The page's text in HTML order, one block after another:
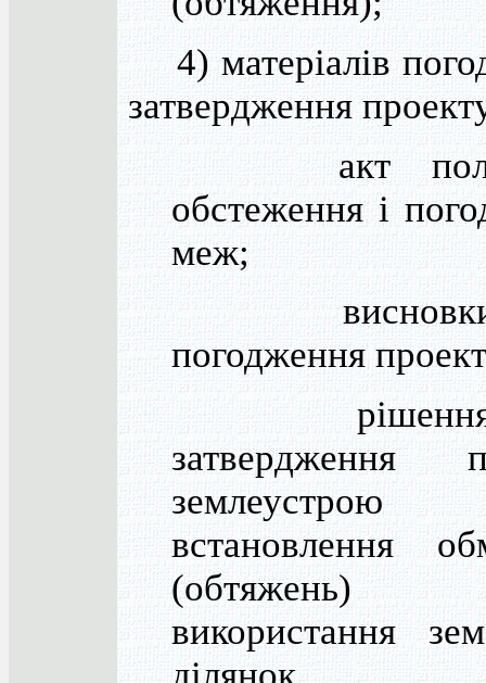
4) матеріалів
затвердження
акт
обстеження і
меж;
висновки
погодження
рішення
затвердження
встановлення
(обтяжень)
використання